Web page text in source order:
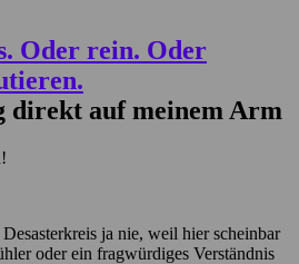
direkt auf meinem Arm
ja nie, weil hier scheinbar
oder ein fragwürdiges Verständnis